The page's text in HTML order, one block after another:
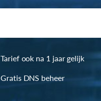
Tarief ook na 1 jaar gelijk
Gratis DNS beheer